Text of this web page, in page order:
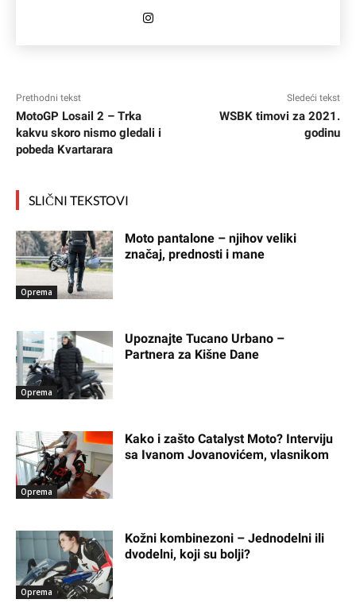
Prethodni tekst
MotoGP Losail 2 – Trka
kakvu skoro nismo gledali i
pobeda Kvartarara
Sledeći tekst
WSBK timovi za 2021.
godinu
SLIČNI TEKSTOVI
Oprema
Moto pantalone – njihov veliki
značaj, prednosti i mane
Oprema
Upoznajte Tucano Urbano –
Partnera za Kišne Dane
Oprema
Kako i zašto Catalyst Moto? Interviju
sa Ivanom Jovanovićem, vlasnikom
Oprema
Kožni kombinezoni – Jednodelni ili
dvodelni, koji su bolji?